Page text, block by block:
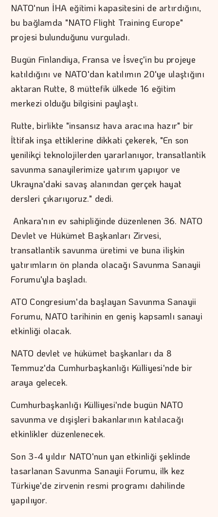
NATO'nun İHA eğitimi kapasitesini de artırdığını,
bu bağlamda "NATO Flight Training Europe"
projesi bulunduğunu vurguladı.
Bugün Finlandiya, Fransa ve İsveç'in bu projeye
katıldığını ve NATO'dan katılımın 20'ye ulaştığını
aktaran Rutte, 8 müttefik ülkede 16 eğitim
merkezi olduğu bilgisini paylaştı.
Rutte, birlikte "insansız hava aracına hazır" bir
İttifak inşa ettiklerine dikkati çekerek, "En son
yenilikçi teknolojilerden yararlanıyor, transatlantik
savunma sanayilerimize yatırım yapıyor ve
Ukrayna'daki savaş alanından gerçek hayat
dersleri çıkarıyoruz." dedi.
Ankara'nın ev sahipliğinde düzenlenen 36.⁠ ⁠NATO
Devlet ve Hükümet Başkanları Zirvesi,
transatlantik savunma üretimi ve buna ilişkin
yatırımların ön planda olacağı Savunma Sanayii
Forumu'yla başladı.
ATO Congresium'da başlayan Savunma Sanayii
Forumu, NATO tarihinin en geniş kapsamlı sanayi
etkinliği olacak.
NATO devlet ve hükümet başkanları da 8
Temmuz'da Cumhurbaşkanlığı Külliyesi'nde bir
araya gelecek.
Cumhurbaşkanlığı Külliyesi'nde bugün NATO
savunma ve dışişleri bakanlarının katılacağı
etkinlikler düzenlenecek.
Son 3-4 yıldır NATO'nun yan etkinliği şeklinde
tasarlanan Savunma Sanayii Forumu, ilk kez
Türkiye'de zirvenin resmi programı dahilinde
yapılıyor.